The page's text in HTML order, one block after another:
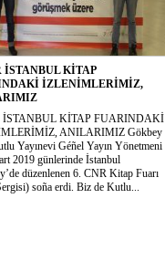
İSTANBUL KİTAP
İZLENİMLERİMİZ,
İSTANBUL KİTAP FUARINDAKİ
ANILARIMIZ Gökbey
Yayınevi Géñel Yayın Yönetmeni
2019 günlerinde İstanbul
düzenlenen 6. CNR Kitap Fuarı
soña erdi. Biz de Kutlu...